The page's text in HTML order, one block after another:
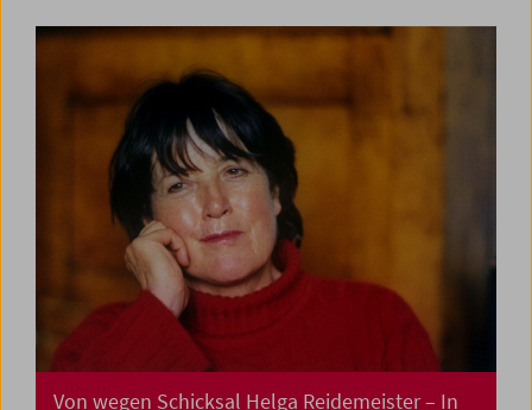
Von wegen Schicksal Helga Reidemeister – In